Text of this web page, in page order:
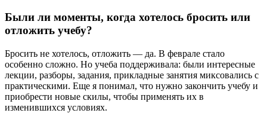
Были ли моменты, когда хотелось бросить или
отложить учебу?
Бросить не хотелось, отложить — да. В феврале стало
особенно сложно. Но учеба поддерживала: были интересные
лекции, разборы, задания, прикладные занятия миксовались с
практическими. Еще я понимал, что нужно закончить учебу и
приобрести новые скилы, чтобы применять их в
изменившихся условиях.